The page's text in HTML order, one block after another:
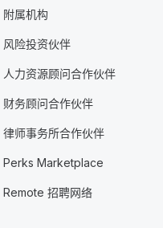
附属机构
风险投资伙伴
人力资源顾问合作伙伴
财务顾问合作伙伴
律师事务所合作伙伴
Perks Marketplace
Remote 招聘网络